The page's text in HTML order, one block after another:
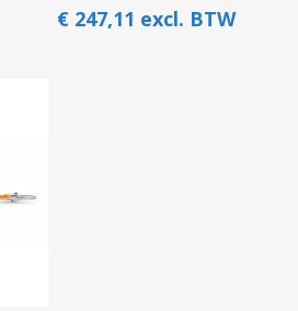
€ 247,11 excl. BTW